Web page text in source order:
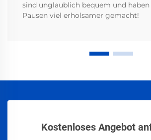
sind unglaublich bequem und
Pausen viel erholsamer gemacht!
Kostenloses Angebot